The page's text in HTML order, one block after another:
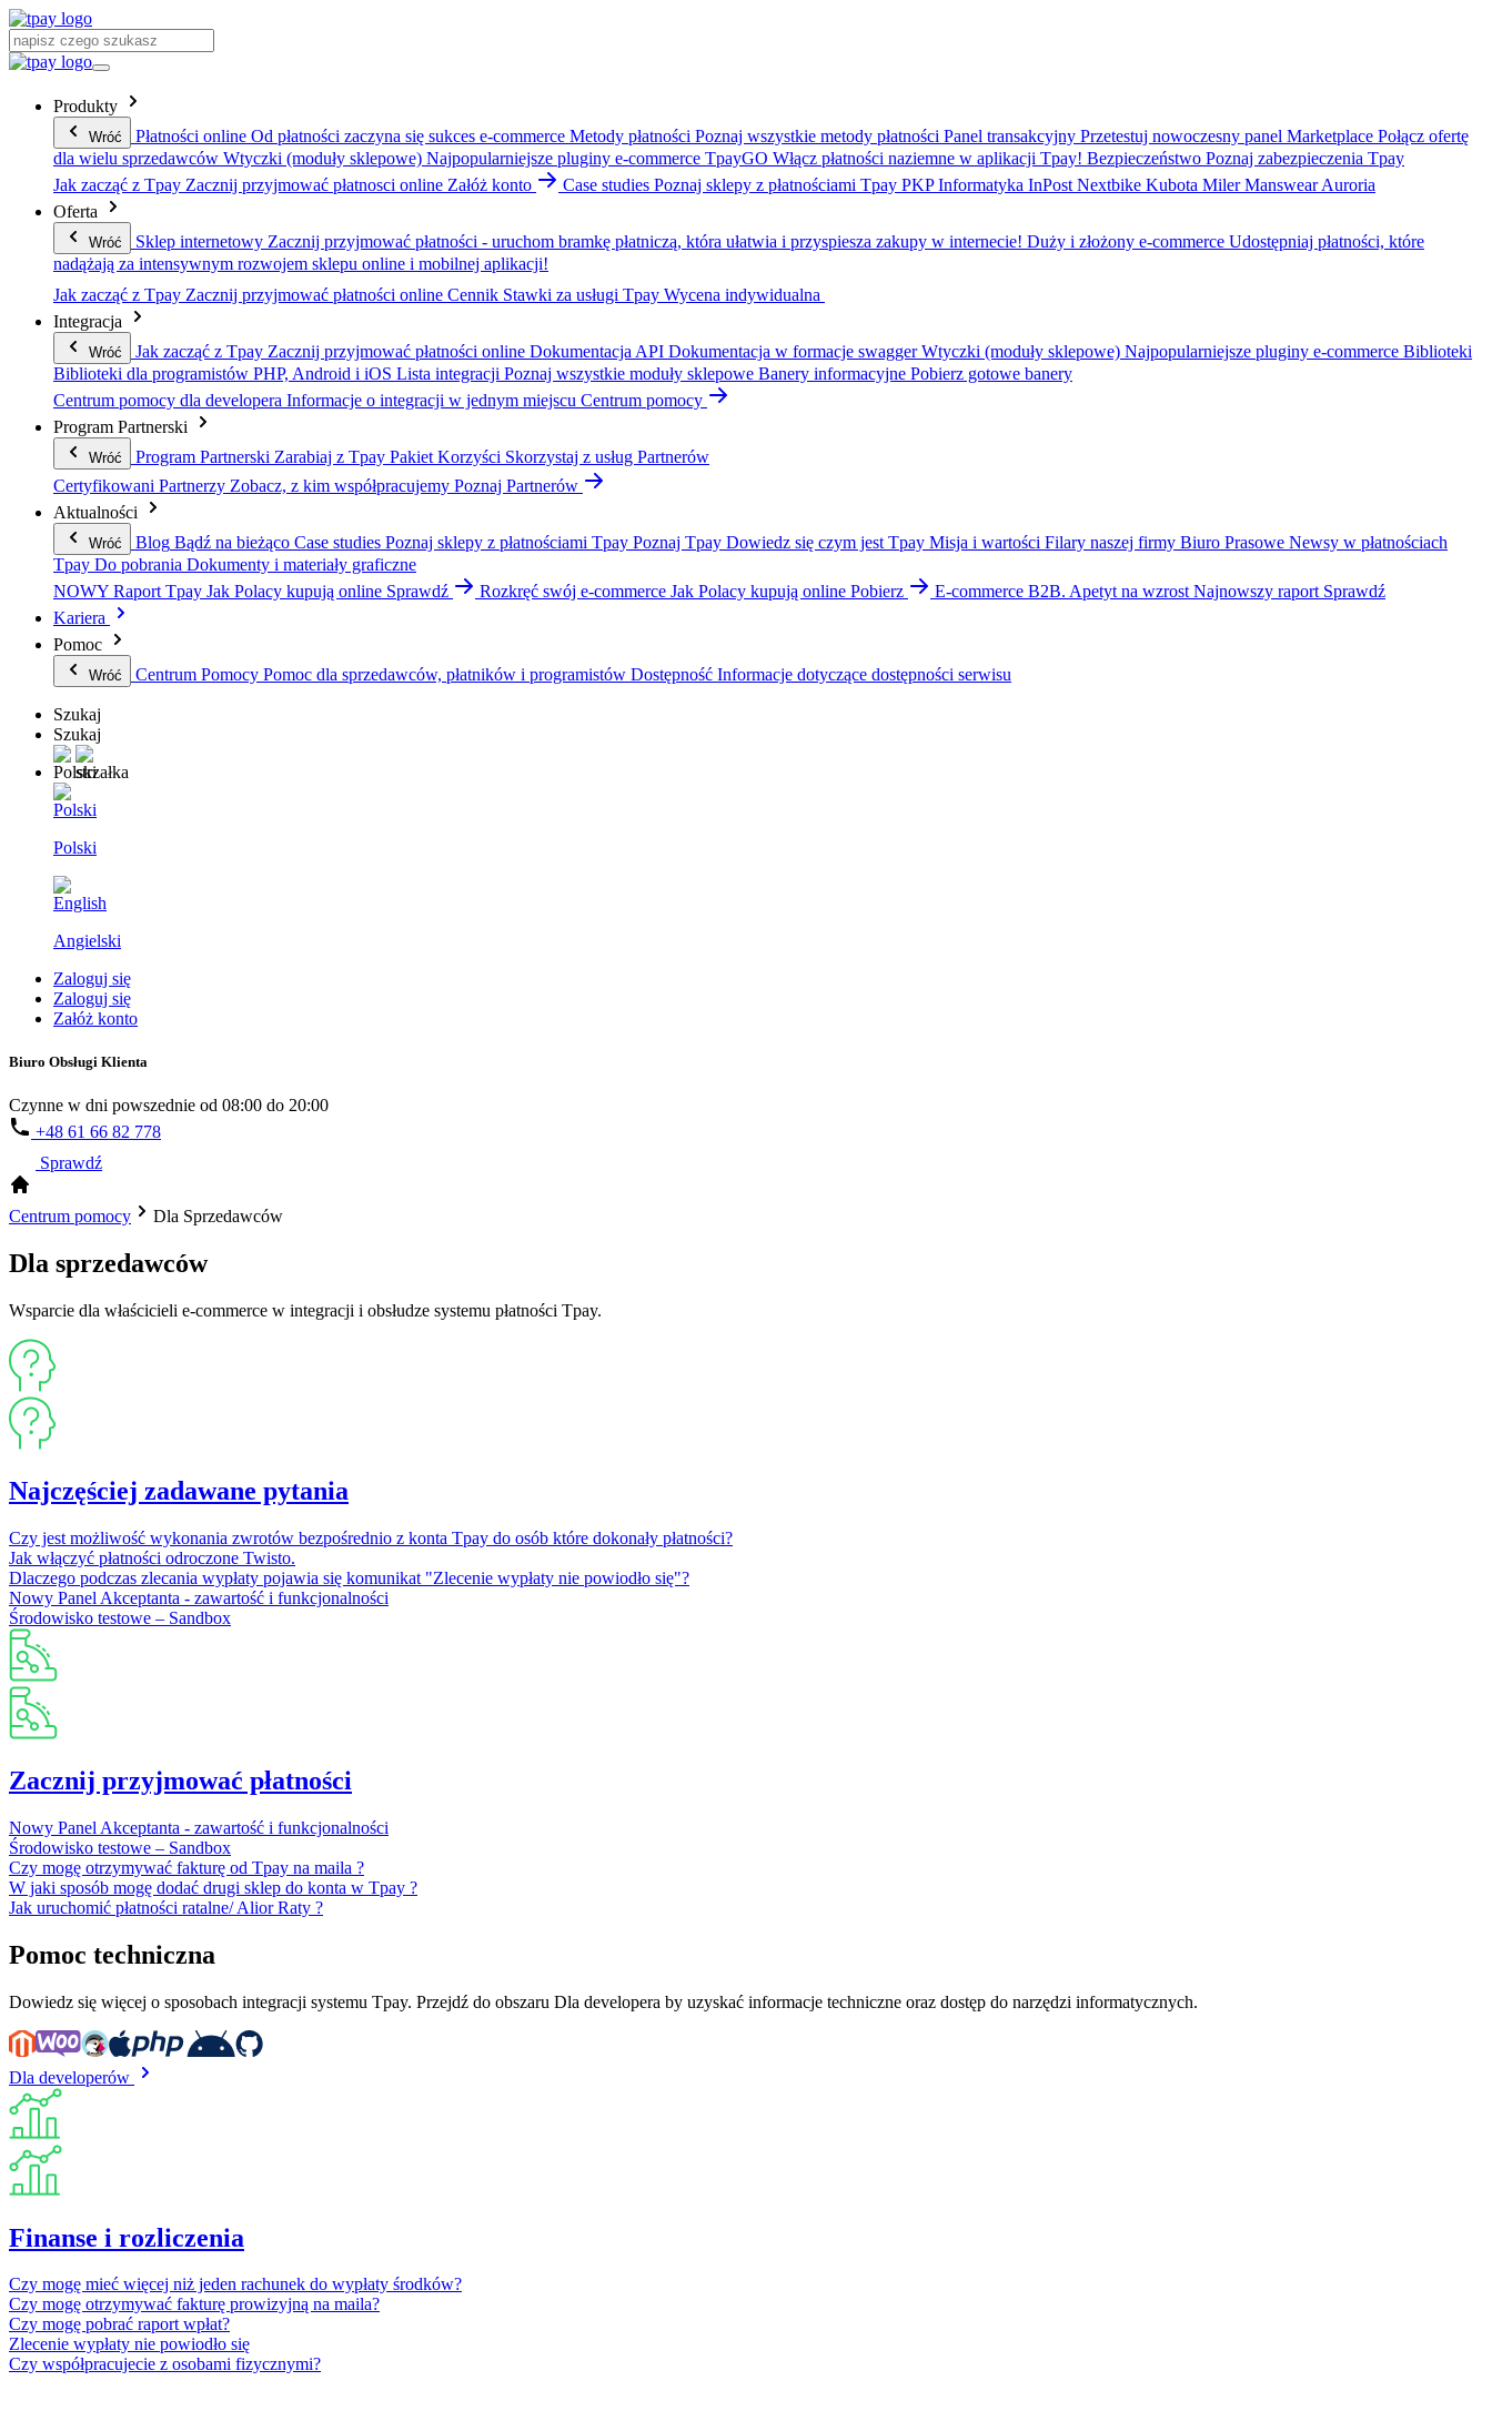
Produkty
Wróć Płatności online Od płatności zaczyna się sukces e-commerce Metody płatności Poznaj wszystkie metody płatności Panel transakcyjny Przetestuj nowoczesny panel Marketplace Połącz ofertę
dla wielu sprzedawców Wtyczki (moduły sklepowe) Najpopularniejsze pluginy e-commerce TpayGO Włącz płatności naziemne w aplikacji Tpay! Bezpieczeństwo Poznaj zabezpieczenia Tpay
Jak zacząć z Tpay Zacznij przyjmować płatnosci online Załóż konto Case studies Poznaj sklepy z płatnościami Tpay PKP Informatyka InPost Nextbike Kubota Miler ManswearAuroria
Oferta
Wróć Sklep internetowy Zacznij przyjmować płatności - uruchom bramkę płatniczą, która ułatwia i przyspiesza zakupy w internecie! Duży i złożony e-commerce Udostępniaj płatności, które
nadążają za intensywnym rozwojem sklepu online i mobilnej aplikacji!
Jak zacząć z Tpay Zacznij przyjmować płatności online Cennik Stawki za usługi Tpay Wycena indywidualna
Integracja
Wróć Jak zacząć z Tpay Zacznij przyjmować płatności online Dokumentacja API Dokumentacja w formacje swaggerWtyczki (moduły sklepowe) Najpopularniejsze pluginy e-commerce Biblioteki
Biblioteki dla programistów PHP, Android i iOS Lista integracji Poznaj wszystkie moduły sklepowe Banery informacyjne Pobierz gotowe banery
Centrum pomocy dla developera Informacje o integracji w jednym miejscu Centrum pomocy
Program Partnerski
Wróć Program Partnerski Zarabiaj z Tpay Pakiet Korzyści Skorzystaj z usług Partnerów
Certyfikowani Partnerzy Zobacz, z kim współpracujemy Poznaj Partnerów
Aktualności
Wróć Blog Bądź na bieżąco Case studies Poznaj sklepy z płatnościami Tpay Poznaj Tpay Dowiedz się czym jest Tpay Misja i wartości Filary naszej firmy Biuro Prasowe Newsy w płatnościach
Tpay Do pobrania Dokumenty i materiały graficzne
NOWY Raport Tpay Jak Polacy kupują online Sprawdź Rozkręć swój e-commerce Jak Polacy kupują online Pobierz E-commerce B2B. Apetyt na wzrost Najnowszy raport Sprawdź
Kariera
Pomoc
Wróć Centrum Pomocy Pomoc dla sprzedawców, płatników i programistów Dostępność Informacje dotyczące dostępności serwisu
Szukaj
Szukaj
Polski
Angielski
Zaloguj się
Zaloguj się
Załóż konto
Biuro Obsługi Klienta
Czynne w dni powszednie od 08:00 do 20:00
+48 61 66 82 778
Sprawdź
Centrum pomocy Dla Sprzedawców
Dla sprzedawców
Wsparcie dla właścicieli e-commerce w integracji i obsłudze systemu płatności Tpay.
Najczęściej zadawane pytania
Czy jest możliwość wykonania zwrotów bezpośrednio z konta Tpay do osób które dokonały płatności?
Jak włączyć płatności odroczone Twisto.
Dlaczego podczas zlecania wypłaty pojawia się komunikat "Zlecenie wypłaty nie powiodło się"?
Nowy Panel Akceptanta - zawartość i funkcjonalności
Środowisko testowe – Sandbox
Zacznij przyjmować płatności
Nowy Panel Akceptanta - zawartość i funkcjonalności
Środowisko testowe – Sandbox
Czy mogę otrzymywać fakturę od Tpay na maila ?
W jaki sposób mogę dodać drugi sklep do konta w Tpay ?
Jak uruchomić płatności ratalne/ Alior Raty ?
Pomoc techniczna
Dowiedz się więcej o sposobach integracji systemu Tpay. Przejdź do obszaru Dla developera by uzyskać informacje techniczne oraz dostęp do narzędzi informatycznych.
Dla developerów
Finanse i rozliczenia
Czy mogę mieć więcej niż jeden rachunek do wypłaty środków?
Czy mogę otrzymywać fakturę prowizyjną na maila?
Czy mogę pobrać raport wpłat?
Zlecenie wypłaty nie powiodło się
Czy współpracujecie z osobami fizycznymi?